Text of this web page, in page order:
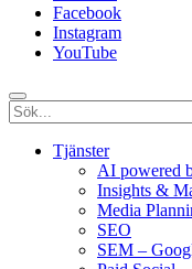
Facebook
Instagram
YouTube
Tjänster
AI powered
Insights &
Media
SEO
SEM –